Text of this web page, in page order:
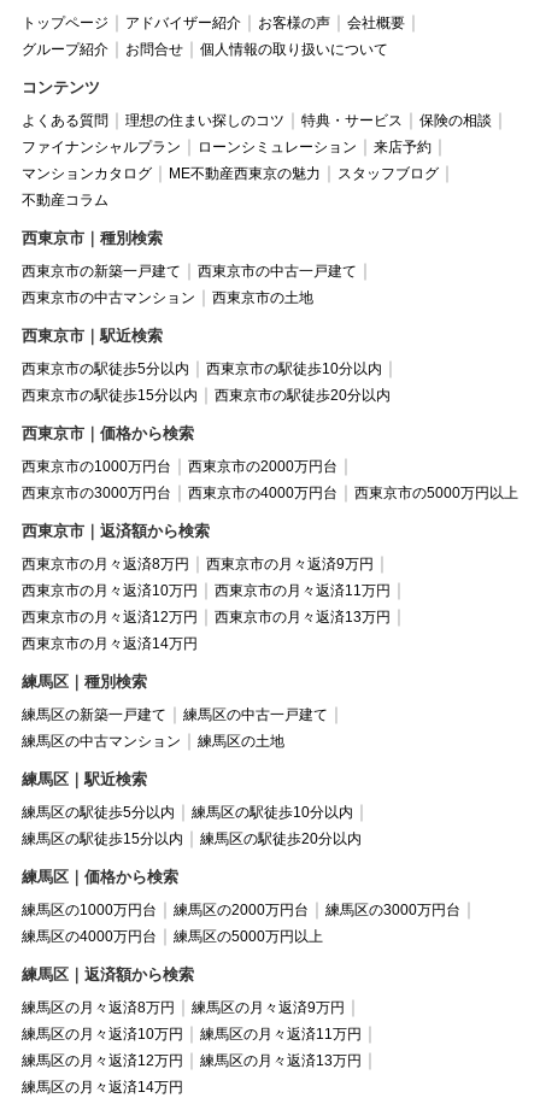
トップページ アドバイザー紹介 お客様の声
会社概要
グループ紹介
お問合せ 個人情報の取り扱いについて
コンテンツ
よくある質問 理想の住まい探しのコツ 特典・サービス
保険の相談
ファイナンシャルプラン
ローンシミュレーション
来店予約
マンションカタログ
ME不動産西東京の魅力
スタッフブログ
不動産コラム
西東京市｜種別検索
西東京市の新築一戸建て
西東京市の中古一戸建て
西東京市の中古マンション
西東京市の土地
西東京市｜駅近検索
西東京市の駅徒歩5分以内
西東京市の駅徒歩10分以内
西東京市の駅徒歩15分以内
西東京市の駅徒歩20分以内
西東京市｜価格から検索
西東京市の1000万円台
西東京市の2000万円台
西東京市の3000万円台
西東京市の4000万円台 西東京市の5000万円以上
西東京市｜返済額から検索
西東京市の月々返済8万円
西東京市の月々返済9万円
西東京市の月々返済10万円
西東京市の月々返済11万円
西東京市の月々返済12万円
西東京市の月々返済13万円
西東京市の月々返済14万円
練馬区｜種別検索
練馬区の新築一戸建て
練馬区の中古一戸建て
練馬区の中古マンション
練馬区の土地
練馬区｜駅近検索
練馬区の駅徒歩5分以内
練馬区の駅徒歩10分以内
練馬区の駅徒歩15分以内
練馬区の駅徒歩20分以内
練馬区｜価格から検索
練馬区の1000万円台 練馬区の2000万円台
練馬区の3000万円台
練馬区の4000万円台
練馬区の5000万円以上
練馬区｜返済額から検索
練馬区の月々返済8万円
練馬区の月々返済9万円
練馬区の月々返済10万円
練馬区の月々返済11万円
練馬区の月々返済12万円
練馬区の月々返済13万円
練馬区の月々返済14万円